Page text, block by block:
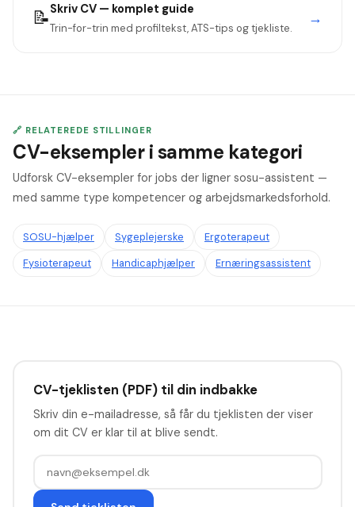
📝Skriv CV — komplet guide
Trin-for-trin med profiltekst, ATS-tips og tjekliste.
→
🔗 RELATEREDE STILLINGER
CV-eksempler i samme kategori
Udforsk CV-eksempler for jobs der ligner sosu-assistent —
med samme type kompetencer og arbejdsmarkedsforhold.
SOSU-hjælper Sygeplejerske
Ergoterapeut
Fysioterapeut
Handicaphjælper Ernæringsassistent
CV-tjeklisten (PDF) til din indbakke
Skriv din e-mailadresse, så får du tjeklisten der viser
om dit CV er klar til at blive sendt.